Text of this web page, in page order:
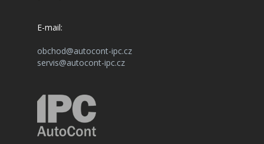
E-mail:
obchod@autocont-ipc.cz
servis@autocont-ipc.cz